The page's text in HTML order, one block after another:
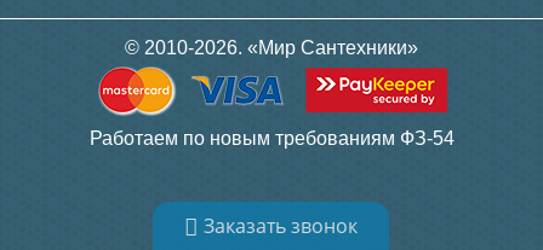
превышать обычное.
Конструкция
Напольные радиаторы. Напольные
занимают много места и обычно их
устанавливают под низкие оконные проемы.
© 2010-2026. «Мир Сантехники»
Работаем по новым требованиям ФЗ-54
Заказать звонок